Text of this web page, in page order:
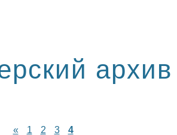
архив
« 1 2 3 4